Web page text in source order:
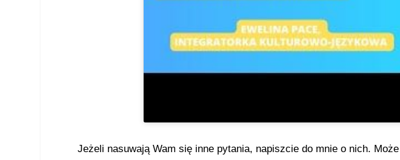
Jeżeli nasuwają Wam się inne pytania, napiszcie do mnie o nich.